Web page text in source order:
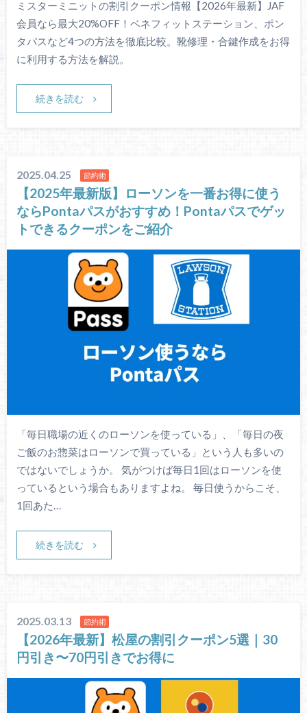
ミスターミニットの割引クーポン情報【2026年最新】JAF
会員なら最大20%OFF！ベネフィットステーション、ポン
タパスなど4つの方法を徹底比較。靴修理・合鍵作成をお得
に利用する方法を解説。
続きを読む
2025.04.25 節約術
【2025年最新版】ローソンを一番お得に使う
ならPontaパスがおすすめ！Pontaパスでゲッ
トできるクーポンをご紹介
「毎日職場の近くのローソンを使っている」、「毎日の夜
ご飯のお惣菜はローソンで買っている」という人も多いの
ではないでしょうか。 気がつけば毎日1回はローソンを使
っているという場合もありますよね。 毎日使うからこそ、
1回あた…
続きを読む
2025.03.13 節約術
【2026年最新】松屋の割引クーポン5選｜30
円引き〜70円引きでお得に